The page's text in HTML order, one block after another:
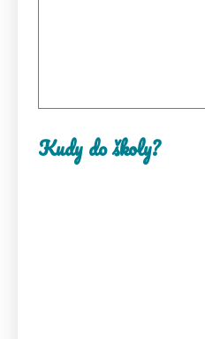
Kudy do školy?